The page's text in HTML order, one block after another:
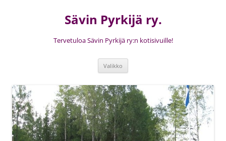
Sävin Pyrkijä ry.
Tervetuloa Sävin Pyrkijä ry:n kotisivuille!
Valikko